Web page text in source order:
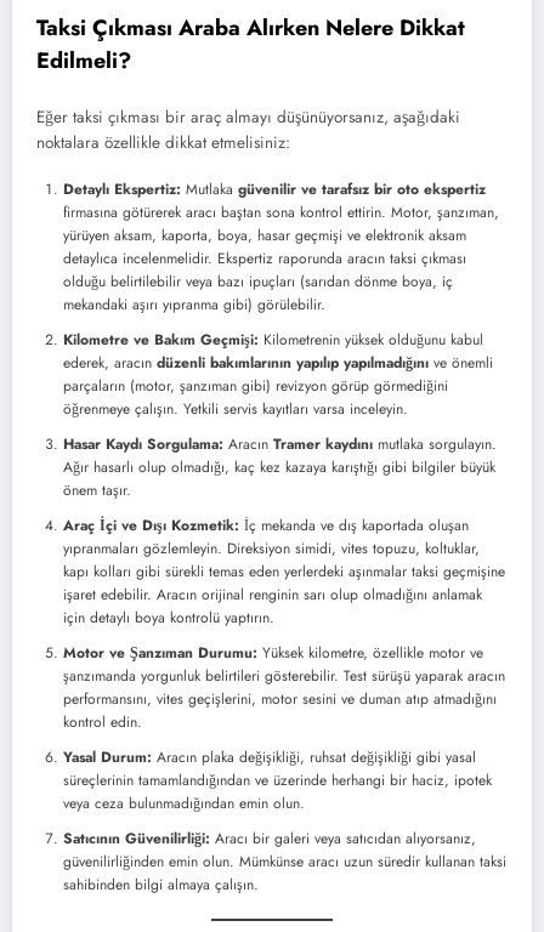
Taksi Çıkması Araba Alırken Nelere Dikkat
Edilmeli?
Eğer taksi çıkması bir araç almayı düşünüyorsanız, aşağıdaki
noktalara özellikle dikkat etmelisiniz:
Detaylı Ekspertiz: Mutlaka güvenilir ve tarafsız bir oto ekspertiz
firmasına götürerek aracı baştan sona kontrol ettirin. Motor, şanzıman,
yürüyen aksam, kaporta, boya, hasar geçmişi ve elektronik aksam
detaylıca incelenmelidir. Ekspertiz raporunda aracın taksi çıkması
olduğu belirtilebilir veya bazı ipuçları (sarıdan dönme boya, iç
mekandaki aşırı yıpranma gibi) görülebilir.
Kilometre ve Bakım Geçmişi: Kilometrenin yüksek olduğunu kabul
ederek, aracın düzenli bakımlarının yapılıp yapılmadığını ve önemli
parçaların (motor, şanzıman gibi) revizyon görüp görmediğini
öğrenmeye çalışın. Yetkili servis kayıtları varsa inceleyin.
Hasar Kaydı Sorgulama: Aracın Tramer kaydını mutlaka sorgulayın.
Ağır hasarlı olup olmadığı, kaç kez kazaya karıştığı gibi bilgiler büyük
önem taşır.
Araç İçi ve Dışı Kozmetik: İç mekanda ve dış kaportada oluşan
yıpranmaları gözlemleyin. Direksiyon simidi, vites topuzu, koltuklar,
kapı kolları gibi sürekli temas eden yerlerdeki aşınmalar taksi geçmişine
işaret edebilir. Aracın orijinal renginin sarı olup olmadığını anlamak
için detaylı boya kontrolü yaptırın.
Motor ve Şanzıman Durumu: Yüksek kilometre, özellikle motor ve
şanzımanda yorgunluk belirtileri gösterebilir. Test sürüşü yaparak aracın
performansını, vites geçişlerini, motor sesini ve duman atıp atmadığını
kontrol edin.
Yasal Durum: Aracın plaka değişikliği, ruhsat değişikliği gibi yasal
süreçlerinin tamamlandığından ve üzerinde herhangi bir haciz, ipotek
veya ceza bulunmadığından emin olun.
Satıcının Güvenilirliği: Aracı bir galeri veya satıcıdan alıyorsanız,
güvenilirliğinden emin olun. Mümkünse aracı uzun süredir kullanan taksi
sahibinden bilgi almaya çalışın.